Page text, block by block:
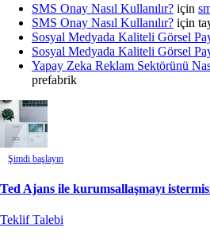
SMS Onay Nasıl Kullanılır? için
SMS Onay Nasıl Kullanılır? için
Sosyal Medyada Kaliteli Görsel
Sosyal Medyada Kaliteli Görsel
Yapay Zeka Reklam Sektörünü
prefabrik
Şimdi başlayın
Ted Ajans ile kurumsallaşmayı
Teklif Talebi